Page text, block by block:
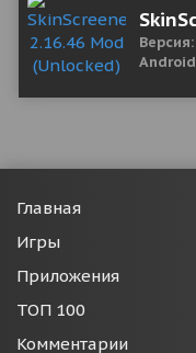
Главная
Игры
Приложения
ТОП 100
Комментарии